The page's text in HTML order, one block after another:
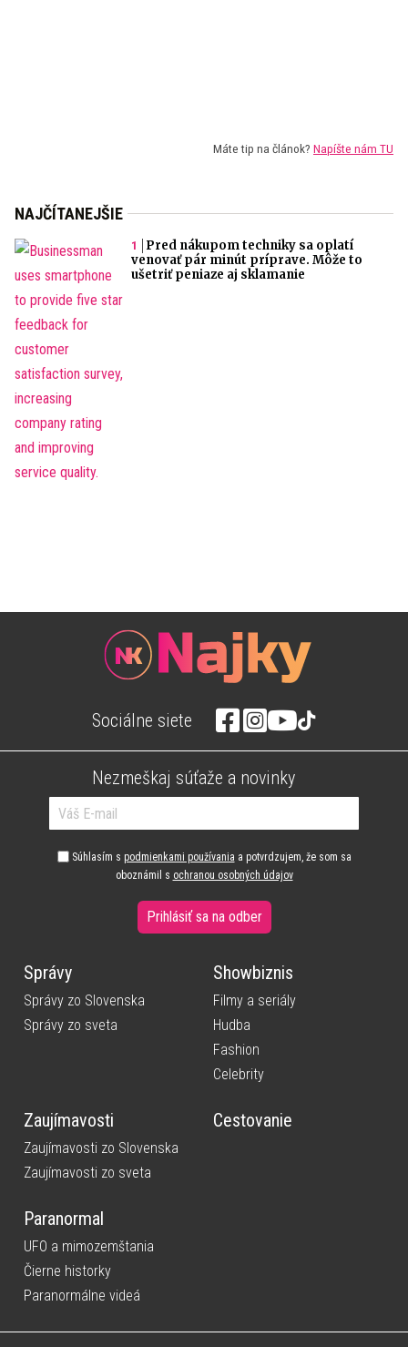
Máte tip na článok? Napíšte nám TU
NAJČÍTANEJŠIE
Pred nákupom techniky sa oplatí
venovať pár minút príprave. Môže to
ušetriť peniaze aj sklamanie
Sociálne siete
Nezmeškaj súťaže a novinky
Súhlasím s podmienkami používania a potvrdzujem, že som sa
oboznámil s ochranou osobných údajov
Prihlásiť sa na odber
Správy
Správy zo Slovenska
Správy zo sveta
Showbiznis
Filmy a seriály
Hudba
Fashion
Celebrity
Zaujímavosti
Zaujímavosti zo Slovenska
Zaujímavosti zo sveta
Cestovanie
Paranormal
UFO a mimozemštania
Čierne historky
Paranormálne videá